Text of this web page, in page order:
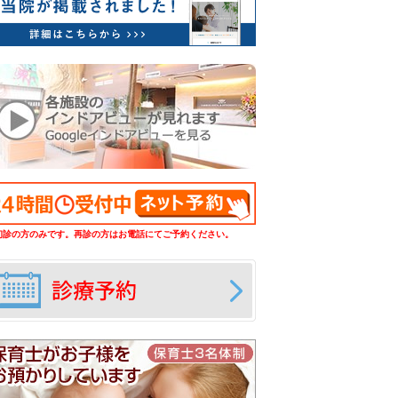
の方のみです。再診の方はお電話にてご予約ください。